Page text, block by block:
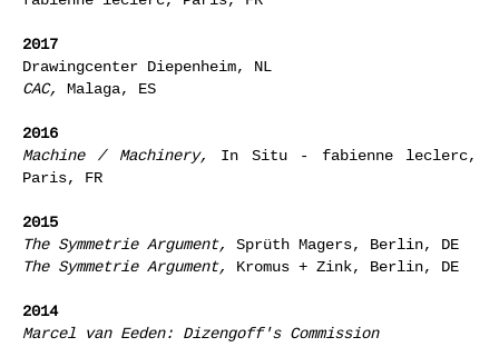
2017
Drawingcenter Diepenheim, NL
CAC,
Malaga, ES
2016
Machine / Machinery,
In Situ - fabienne leclerc,
Paris, FR
2015
The Symmetrie Argument,
Sprüth Magers, Berlin, DE
The Symmetrie Argument,
Kromus + Zink, Berlin, DE
2014
Marcel van Eeden: Dizengoff's Commission